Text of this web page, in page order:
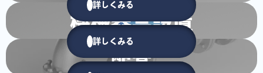
機械器具設置
詳しくみる
配管
詳しくみる